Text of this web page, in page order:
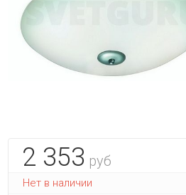
Мебель
2 353 руб
Нет в наличии